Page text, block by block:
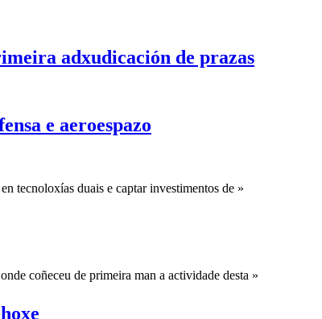
adxudicación de prazas
e aeroespazo
tecnoloxías duais e captar investimentos de »
coñeceu de primeira man a actividade desta »